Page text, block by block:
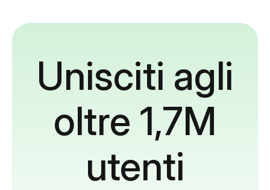
Unisciti agli
oltre 1,7M
utenti